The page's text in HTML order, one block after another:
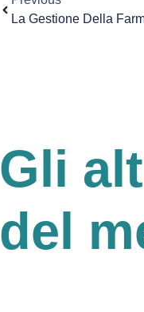
Gli
del